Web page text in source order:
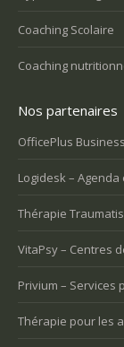
Coaching Scolaire
Coaching
Nos partenaires
OfficePlus
Logidesk –
Thérapie
VitaPsy – Centres
Privium –
Thérapie pour les